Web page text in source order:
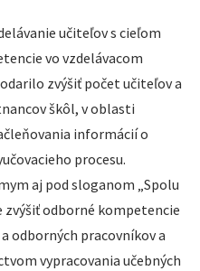
učiteľov s cieľom
vo vzdelávacom
zvýšiť počet učiteľov a
škôl, v oblasti
informácií o
procesu.
aj pod sloganom „Spolu
zvýšiť odborné kompetencie
odborných pracovníkov a
vypracovania učebných